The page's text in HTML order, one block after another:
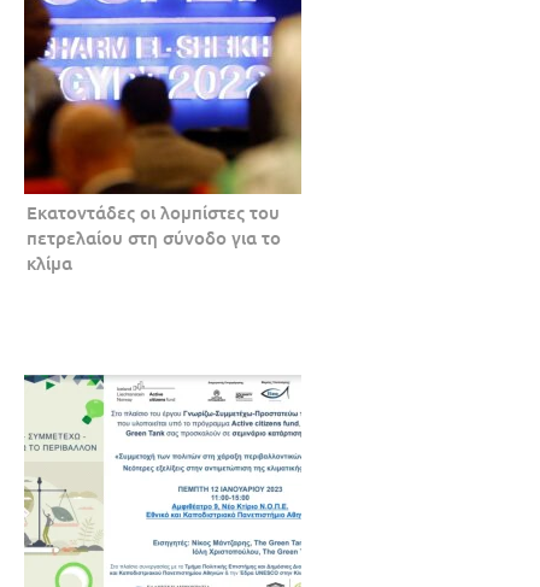
Εκατοντάδες οι λομπίστες του
πετρελαίου στη σύνοδο για το
κλίμα